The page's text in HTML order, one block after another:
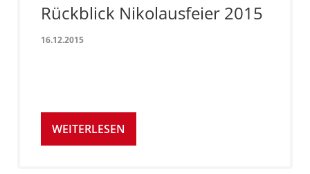
Rückblick Nikolausfeier 2015
16.12.2015
WEITERLESEN